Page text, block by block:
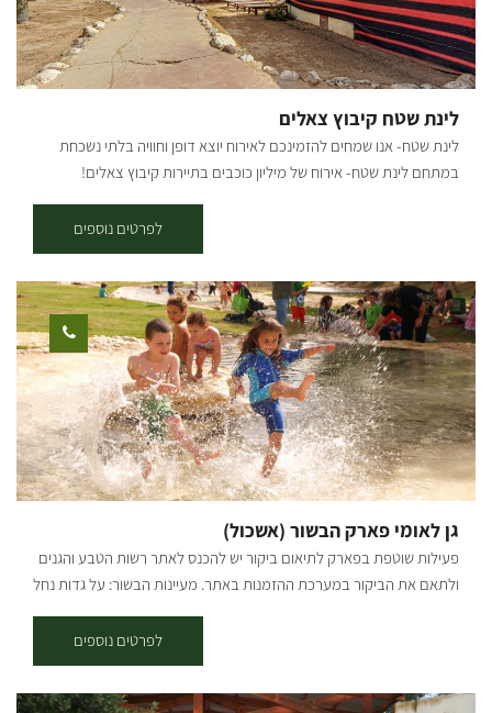
לינת שטח קיבוץ צאלים
לינת שטח- אנו שמחים להזמינכם לאירוח יוצא דופן וחוויה בלתי נשכחת
במתחם לינת שטח- אירוח של מיליון כוכבים בתיירות קיבוץ צאלים!
כוכבים ושקט פסטורלי בלב המדבר. במתחם סוכות לינה מוארות מרווחות
ונעימות, מטבח מאובזר לשימוש האורחים הכולל מקררים, כיורים ושולחן
עבודה, כירת גז ומנגלים, פינות למדורה, שולחנות קק"ל, שירותים ומקלחות
מאובזרים היטב ומים חמים 24/7. בסוכות הלינה תאורה, מחצלות ומזרנים,
נקודות חשמל, שולחנות וספסלים. אירוח בקיבוץ צאלים היושב על נחל
הבשור במועצה האזורית אשכול, מקנה לכם בנוסף למתחם לינת השטח
כניסה חופשית לבריכת השחייה (בעונה). מחירים: החל מ- 125 ש"ח לאדם
כולל אמצ"ש וסופ"ש כולל דרום אדום בריכה- בריכת שחייה חצי אולימפית
יפהפייה, מטופחת ומטופחת, מגרשי ספורט, כדורעף חופים, טניס, כדורסל
וכדורגל. אירועים- המקום המושלם לאירוע שלכם! תנו לנו להפוך את
האירוע שלכם לחוויה בלתי נשכחת. אירועי חברה, ימי כיף וגיבוש,
הולדת ועוד. ארוחת בוקר בתוספת תשלום והזמנה מראש
לפרטים נוספים
גן לאומי פארק הבשור (אשכול)
פעילות שוטפת בפארק לתיאום ביקור יש להכנס לאתר רשות הטבע והגנים
ולתאם את הביקור במערכת ההזמנות באתר. מעיינות הבשור: על גדות נחל
אדם (לפיתוח הפארק ותפעולו שותפים הקק"ל, רשות הטבע והגנים ומועצה
אזורית מרחבים). הפארק- כתם ירוק ומוקד משיכה למטיילים באזור הנגב
הצפוני. כל עונה "צובעת" את הפארק והסובב אותו בגוונים שונים ובחודשים
לפרטים נוספים